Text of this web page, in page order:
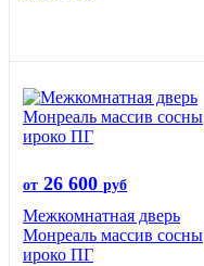
от 26 600 руб
Межкомнатная дверь
Монреаль массив сосны
ироко ПГ